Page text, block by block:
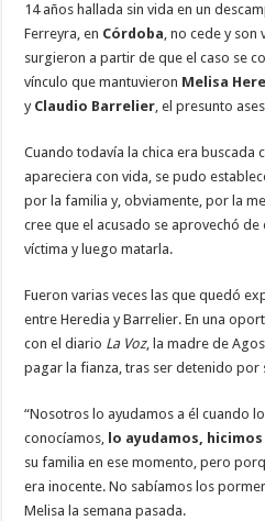
14 años hallada sin vida en un
Ferreyra, en Córdoba, no cede y son
surgieron a partir de que el caso se
vínculo que mantuvieron Melisa
y Claudio Barrelier, el presunto
Cuando todavía la chica era buscada
apareciera con vida, se pudo
por la familia y, obviamente, por la
cree que el acusado se aprovechó
víctima y luego matarla.
Fueron varias veces las que quedó
entre Heredia y Barrelier. En una
con el diario La Voz, la madre de
pagar la fianza, tras ser detenido por
“Nosotros lo ayudamos a él cuando
conocíamos, lo ayudamos,
su familia en ese momento, pero
era inocente. No sabíamos los
Melisa la semana pasada.